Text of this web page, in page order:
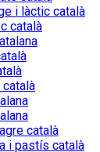
i làctic català
català
català
català
i pastís català